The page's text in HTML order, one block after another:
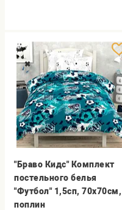
"Браво Кидс" Комплект
постельного белья
"Футбол" 1,5сп, 70х70см,
поплин